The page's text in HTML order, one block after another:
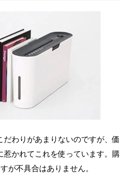
だわりがあまりないのですが、価
惹かれてこれを使っています。購
が不具合はありません。